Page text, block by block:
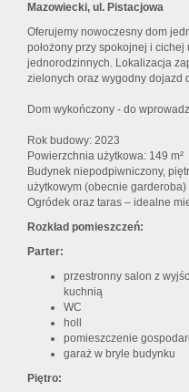
Mazowiecki, ul. Pistacjowa
Oferujemy nowoczesny dom
położony przy spokojnej i
jednorodzinnych. Lokalizacja
zielonych oraz wygodny dojazd
Dom wykończony - do
Rok budowy: 2023
Powierzchnia użytkowa: 149 m²
Budynek niepodpiwniczony,
użytkowym (obecnie garderoba)
Ogródek oraz taras – idealne
Rozkład pomieszczeń:
Parter:
przestronny salon z
kuchnią
WC
holl
pomieszczenie
garaż w bryle budynku
Piętro: